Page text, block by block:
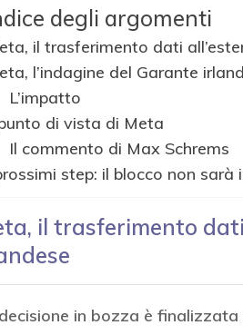
degli argomenti
il trasferimento dati
l’indagine del Garante
L’impatto
di vista di Meta
Il commento di Max Schrems
step: il blocco non sarà
il trasferimento
in bozza è